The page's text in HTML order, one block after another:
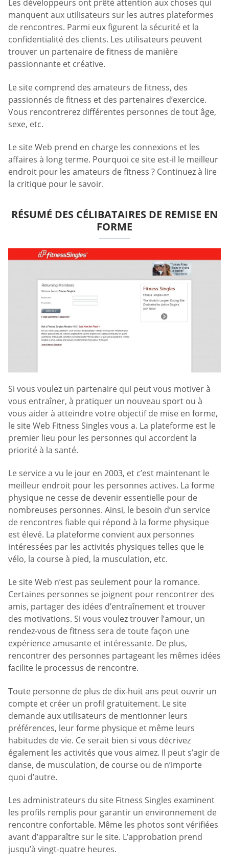
Les développeurs ont prêté attention aux choses qui
manquent aux utilisateurs sur les autres plateformes
de rencontres. Parmi eux figurent la sécurité et la
confidentialité des clients. Les utilisateurs peuvent
trouver un partenaire de fitness de manière
passionnante et créative.
Le site comprend des amateurs de fitness, des
passionnés de fitness et des partenaires d’exercice.
Vous rencontrerez différentes personnes de tout âge,
sexe, etc.
Le site Web prend en charge les connexions et les
affaires à long terme. Pourquoi ce site est-il le meilleur
endroit pour les amateurs de fitness ? Continuez à lire
la critique pour le savoir.
RÉSUMÉ DES CÉLIBATAIRES DE REMISE EN
FORME
Si vous voulez un partenaire qui peut vous motiver à
vous entraîner, à pratiquer un nouveau sport ou à
vous aider à atteindre votre objectif de mise en forme,
le site Web Fitness Singles vous a. La plateforme est le
premier lieu pour les personnes qui accordent la
priorité à la santé.
Le service a vu le jour en 2003, et c’est maintenant le
meilleur endroit pour les personnes actives. La forme
physique ne cesse de devenir essentielle pour de
nombreuses personnes. Ainsi, le besoin d’un service
de rencontres fiable qui répond à la forme physique
est élevé. La plateforme convient aux personnes
intéressées par les activités physiques telles que le
vélo, la course à pied, la musculation, etc.
Le site Web n’est pas seulement pour la romance.
Certaines personnes se joignent pour rencontrer des
amis, partager des idées d’entraînement et trouver
des motivations. Si vous voulez trouver l’amour, un
rendez-vous de fitness sera de toute façon une
expérience amusante et intéressante. De plus,
rencontrer des personnes partageant les mêmes idées
facilite le processus de rencontre.
Toute personne de plus de dix-huit ans peut ouvrir un
compte et créer un profil gratuitement. Le site
demande aux utilisateurs de mentionner leurs
préférences, leur forme physique et même leurs
habitudes de vie. Ce serait bien si vous décrivez
également les activités que vous aimez. Il peut s’agir de
danse, de musculation, de course ou de n’importe
quoi d’autre.
Les administrateurs du site Fitness Singles examinent
les profils remplis pour garantir un environnement de
rencontre confortable. Même les photos sont vérifiées
avant d’apparaître sur le site. L’approbation prend
jusqu’à vingt-quatre heures.